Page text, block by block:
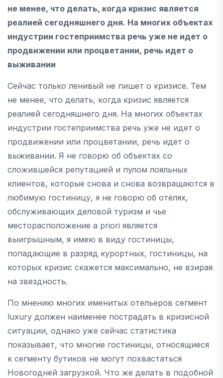
не менее, что делать, когда кризис является
реалией сегодняшнего дня. На многих объектах
индустрии гостеприимства речь уже не идет о
продвижении или процветании, речь идет о
выживании
Сейчас только ленивый не пишет о кризисе. Тем
не менее, что делать, когда кризис является
реалией сегодняшнего дня. На многих объектах
индустрии гостеприимства речь уже не идет о
продвижении или процветании, речь идет о
выживании. Я не говорю об объектах со
сложившейся репутацией и пулом лояльных
клиентов, которые снова и снова возвращаются в
любимую гостиницу, я не говорю об отелях,
обслуживающих деловой туризм и чье
месторасположение a priori является
выигрышным, я имею в виду гостиницы,
попадающие в разряд курортных, гостиницы, на
которых кризис скажется максимально, не взирая
на звездность.
По мнению многих именитых отельеров сегмент
luxury должен наименее пострадать в кризисной
ситуации, однако уже сейчас статистика
показывает, что многие гостиницы, относящиеся
к сегменту бутиков не могут похвастаться
Новогодней загрузкой. Что же делать в подобной